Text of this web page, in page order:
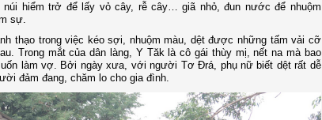
hiểm trở để lấy vỏ cây, rễ cây… giã nhỏ, đun nước để nhuộm
sự.
thạo trong việc kéo sợi, nhuộm màu, dệt được những tấm vải cỡ
Trong mắt của dân làng, Y Tăk là cô gái thùy mị, nết na mà bao
làm vợ. Bởi ngày xưa, với người Tơ Đrá, phụ nữ biết dệt rất dễ
đảm đang, chăm lo cho gia đình.